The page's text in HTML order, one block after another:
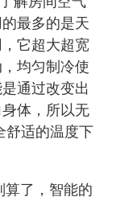
最多的是天
它超大超宽
均匀制冷使
通过改变出
体，所以无
舒适的温度下
了，智能的